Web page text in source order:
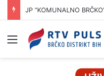
Izbornik